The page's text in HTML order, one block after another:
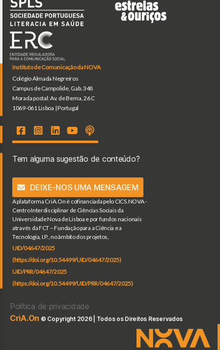
Instituto de Comunicação da NOVA
Colégio Almada Negreiros
Campus de Campolide, Gab. 348
Morada postal: Av. de Berna, 26 C
1069-061 Lisboa | Portugal
Tem alguma sugestão de conteúdo?
DEIXE-NOS UMA MENSAGEM
A plataforma CriA.On é cofinanciada pelo CICS.NOVA -
Centro Interdisciplinar de Ciências Sociais da
Universidade Nova de Lisboa e por fundos nacionais
através da FCT – Fundação para a Ciência e a
Tecnologia, I.P., no âmbito dos projetos,
UID/04647/2025
(https://doi.org/10.54499/UID/04647/2025)
UID/PRR/04647/2025
(https://doi.org/10.54499/UID/PRR/04647/2025)
Política de privacidade
CriA.On © Copyright 2026 | Todos os Direitos Reservados